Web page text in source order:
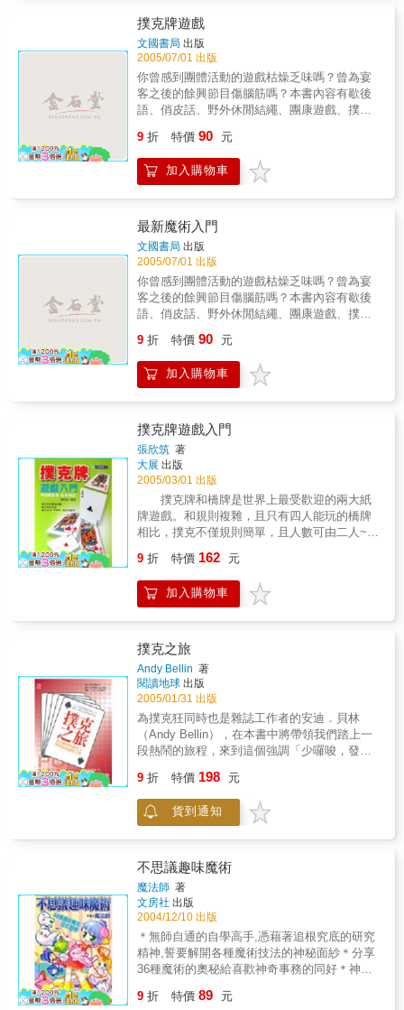
撲克牌遊戲
文國書局 出版
2005/07/01 出版
你曾感到團體活動的遊戲枯燥乏味嗎？曾為宴
客之後的餘興節目傷腦筋嗎？本書內容有歇後
語、俏皮話、野外休閒結繩、團康遊戲、撲克
語、火柴棒遊戲等，趣味十足，可以在任何場
合打破僵局，帶起歡樂氣氛。&
9 折 特價 90 元
加入購物車
最新魔術入門
文國書局 出版
2005/07/01 出版
你曾感到團體活動的遊戲枯燥乏味嗎？曾為宴
客之後的餘興節目傷腦筋嗎？本書內容有歇後
語、俏皮話、野外休閒結繩、團康遊戲、撲克
語、火柴棒遊戲等，趣味十足，可以在任何場
合打破僵局，帶起歡樂氣氛。&
9 折 特價 90 元
加入購物車
撲克牌遊戲入門
張欣筑 著
大展 出版
2005/03/01 出版
撲克牌和橋牌是世界上最受歡迎的兩大紙
牌遊戲。和規則複雜，且只有四人能玩的橋牌
相比，撲克不僅規則簡單，且人數可由二人~十
魅力所吸引，不論是誰都會沈迷其中，可以說
是既有趣又深奧。 不管是小孩或是職業賭
徒，只要熱衷於撲克牌遊戲當中，其他的事可
我們針對想開始接觸撲克牌遊戲的人，從撲克
牌遊戲的基本玩法開始作簡單明瞭的介紹。
9 折 特價 162 元
加入購物車
撲克之旅
Andy Bellin 著
閱讀地球 出版
2005/01/31 出版
為撲克狂同時也是雜誌工作者的安迪．貝林
（Andy Bellin），在本書中將帶領我們踏上一
段熱鬧的旅程，來到這個強調「少囉唆，發
室的牌局到拉斯維加斯的「世界撲克大賽」，
我們能夠在字裡行間獲得撲克世界神奇的臨場
感，就像正站在主人翁身後，看他學習數牌、
不見得熟悉他所提到的每一種牌戲，貝林仍然
能夠以生動的敘述，將撲克次文化中充斥的各
類玩家、夢想家、騙徒、怪胎等描繪得活靈活
現，好像這些人物就出現在我們的生活當中，
也讓我們如同置身在牌局之間、正在觀察身邊
玩家的喊注。而如果讀者恰巧也是個撲克迷，
閱讀《撲克之旅》，無非是與貝林分享了他精
闢的觀察紀錄，想必在撲克牌桌上的心理戰術
能夠更加精進！
9 折 特價 198 元
貨到通知
不思議趣味魔術
魔法師 著
文房社 出版
2004/12/10 出版
＊無師自通的自學高手,憑藉著追根究底的研究
精神,誓要解開各種魔術技法的神秘面紗＊分享
36種魔術的奧秘給喜歡神奇事務的同好＊神奇
中的焦點,心中的人氣王﹗＊藉由魔術訓練您的
9 折 特價 89 元